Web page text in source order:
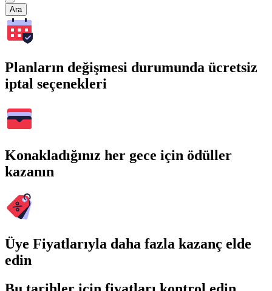
Ara
Planların değişmesi durumunda ücretsiz
iptal seçenekleri
Konakladığınız her gece için ödüller
kazanın
Üye Fiyatlarıyla daha fazla kazanç elde
edin